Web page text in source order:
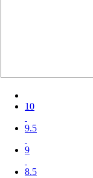
10
9.5
9
8.5